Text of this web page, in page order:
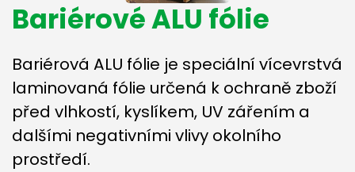
Bariérové ALU fólie
Bariérová ALU fólie je speciální vícevrstvá
laminovaná fólie určená k ochraně zboží
před vlhkostí, kyslíkem, UV zářením a
dalšími negativními vlivy okolního
prostředí.